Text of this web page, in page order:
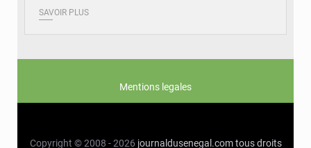
SAVOIR PLUS
Mentions legales
Copyright © 2008 - 2026 journaldusenegal.com tous droits